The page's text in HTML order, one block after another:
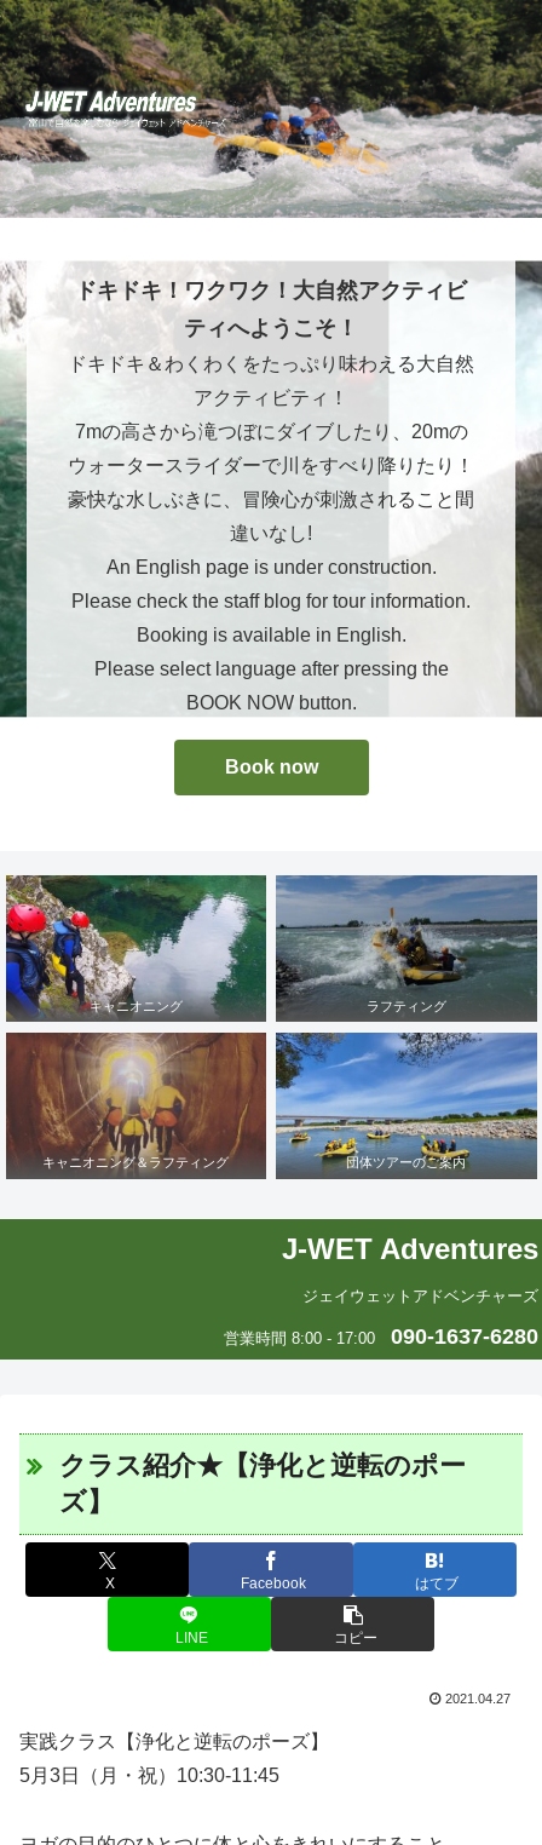
ドキドキ！ワクワク！大自然アクティビ
ティへようこそ！
ドキドキ＆わくわくをたっぷり味わえる大自然
アクティビティ！
7mの高さから滝つぼにダイブしたり、20mの
ウォータースライダーで川をすべり降りたり！
豪快な水しぶきに、冒険心が刺激されること間
違いなし!
An English page is under construction.
Please check the staff blog for tour information.
Booking is available in English.
Please select language after pressing the
BOOK NOW button.
Book now
キャニオニング ラフティング
キャニオニング＆ラフティング 団体ツアーのご案内
J-WET Adventures
ジェイウェットアドベンチャーズ
営業時間 8:00 - 17:00 090-1637-6280
クラス紹介★【浄化と逆転のポー
ズ】
X Facebook はてブ
LINE コピー
2021.04.27
実践クラス【浄化と逆転のポーズ】
5月3日（月・祝）10:30-11:45